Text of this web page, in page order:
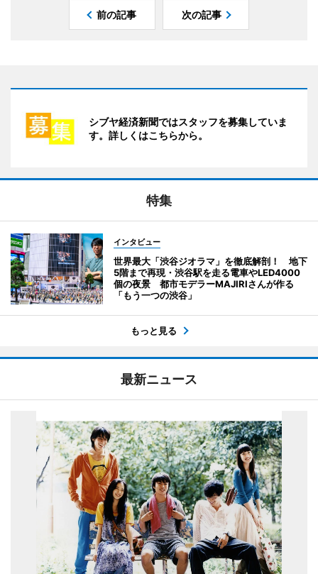
前の記事 次の記事
シブヤ経済新聞ではスタッフを募集していま
す。詳しくはこちらから。
特集
インタビュー
世界最大「渋谷ジオラマ」を徹底解剖！ 地下
5階まで再現・渋谷駅を走る電車やLED4000
個の夜景 都市モデラーMAJIRIさんが作る
「もう一つの渋谷」
もっと見る
最新ニュース